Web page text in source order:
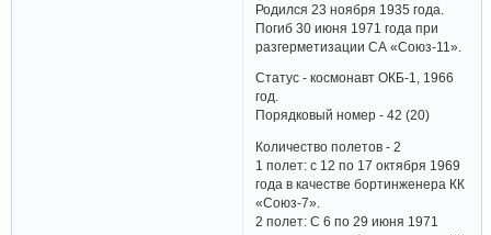
Родился 23 ноября 1935 года.
Погиб 30 июня 1971 года при
разгерметизации СА «Союз-11».
Статус - космонавт ОКБ-1, 1966
год.
Порядковый номер - 42 (20)
Количество полетов - 2
1 полет: с 12 по 17 октября 1969
года в качестве бортинженера КК
«Союз-7».
2 полет: С 6 по 29 июня 1971